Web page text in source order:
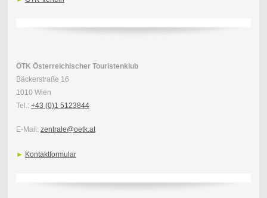
ÖTK Österreichischer Touristenklub
Bäckerstraße 16
1010 Wien
Tel.: +43 (0)1 5123844
E-Mail: zentrale@oetk.at
► Kontaktformular